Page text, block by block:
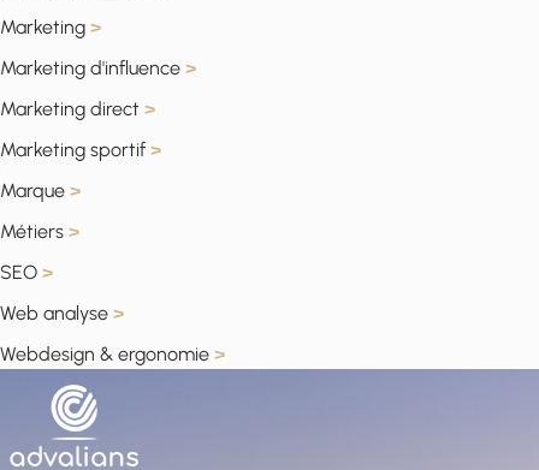
Marketing >
Marketing d'influence >
Marketing direct >
Marketing sportif >
Marque >
Métiers >
SEO >
Web analyse >
Webdesign & ergonomie >